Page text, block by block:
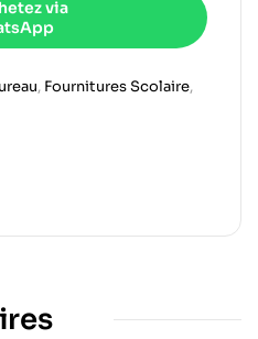
via
, Fournitures Scolaire,